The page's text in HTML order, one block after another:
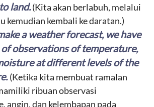
land.(Kita akan berlabuh, melalui
kemudian kembali ke daratan.)
a weather forecast, we have
observations of temperature,
at different levels of the
.(Ketika kita membuat ramalan
ribuan observasi
angin, dan kelembapan pada